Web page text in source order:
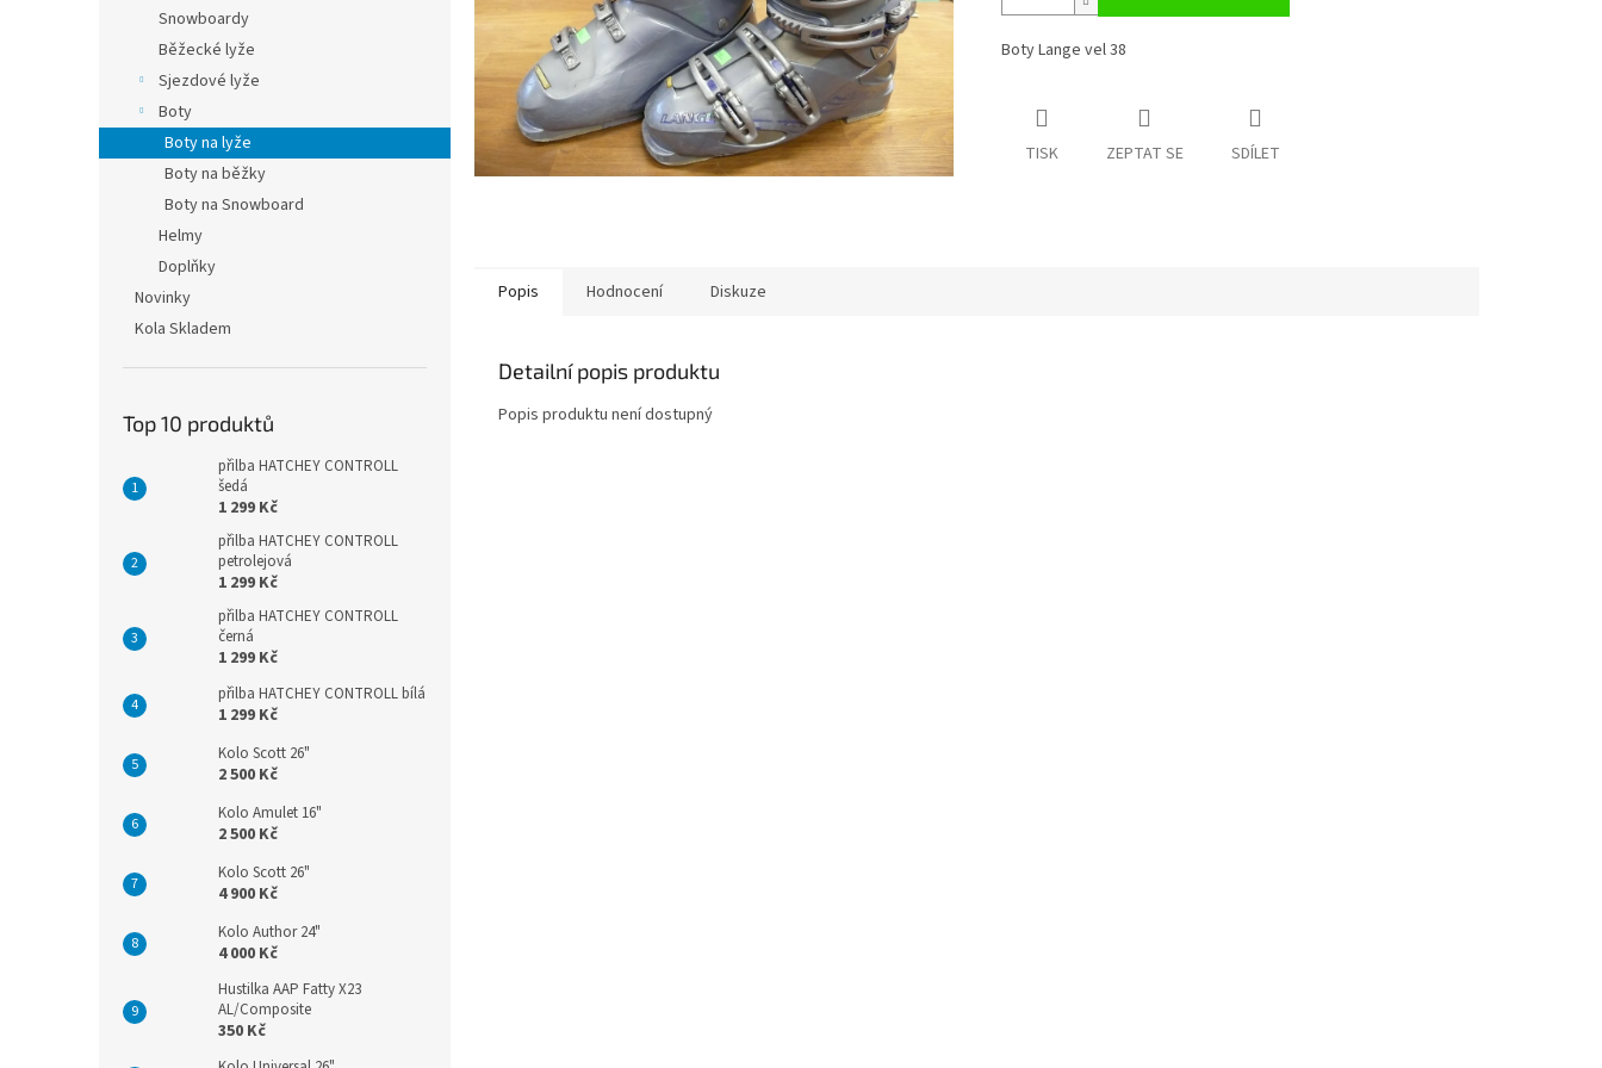
Snowboardy
Běžecké lyže
Sjezdové lyže
Boty
Boty na lyže
Boty na běžky
Boty na Snowboard
Helmy
Doplňky
Novinky
Kola Skladem
Top 10 produktů
přilba HATCHEY CONTROLL
šedá
1 299 Kč
přilba HATCHEY CONTROLL
petrolejová
1 299 Kč
přilba HATCHEY CONTROLL
černá
1 299 Kč
přilba HATCHEY CONTROLL bílá
1 299 Kč
Kolo Scott 26"
2 500 Kč
Kolo Amulet 16"
2 500 Kč
Kolo Scott 26"
4 900 Kč
Kolo Author 24"
4 000 Kč
Hustilka AAP Fatty X23
AL/Composite
350 Kč
Boty Lange vel 38
TISK ZEPTAT SE SDÍLET
Popis Hodnocení Diskuze
Detailní popis produktu
Popis produktu není dostupný